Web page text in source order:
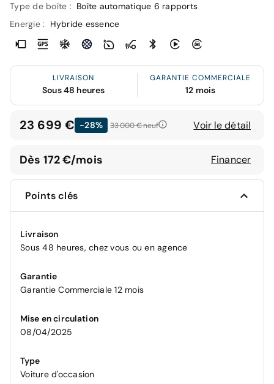
Type de boîte : Boîte automatique 6 rapports
Energie :
Hybride essence
LIVRAISON
Sous 48 heures
GARANTIE COMMERCIALE
12 mois
23 699 € -28% 33 000 €neuf Voir le détail
Dès 172 €/mois Financer
Points clés
Livraison
Sous 48 heures, chez vous ou en agence
Garantie
Garantie Commerciale 12 mois
Mise en circulation
08/04/2025
Type
Voiture d'occasion